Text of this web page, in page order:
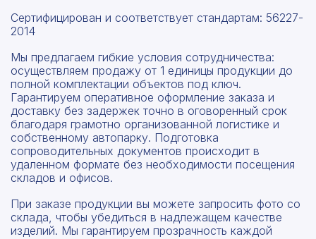
Сертифицирован и соответствует стандартам: 56227-
2014
Мы предлагаем гибкие условия сотрудничества:
осуществляем продажу от 1 единицы продукции до
полной комплектации объектов под ключ.
Гарантируем оперативное оформление заказа и
доставку без задержек точно в оговоренный срок
благодаря грамотно организованной логистике и
собственному автопарку. Подготовка
сопроводительных документов происходит в
удаленном формате без необходимости посещения
складов и офисов.
При заказе продукции вы можете запросить фото со
склада, чтобы убедиться в надлежащем качестве
изделий. Мы гарантируем прозрачность каждой